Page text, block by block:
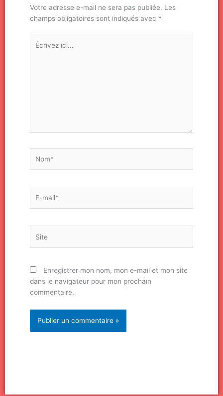
Votre adresse e-mail ne sera pas publiée. Les
champs obligatoires sont indiqués avec *
Écrivez
ici…
mail*
Enregistrer mon nom, mon e-mail et mon site
dans le navigateur pour mon prochain
commentaire.